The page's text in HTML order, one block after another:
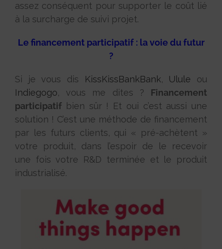
assez conséquent pour supporter le coût lié
à la surcharge de suivi projet.
Le financement participatif : la voie du futur
?
Si je vous dis KissKissBankBank, Ulule ou
Indiegogo, vous me dites ? Financement
participatif bien sûr ! Et oui c’est aussi une
solution ! C’est une méthode de financement
par les futurs clients, qui « pré-achètent »
votre produit, dans l’espoir de le recevoir
une fois votre R&D terminée et le produit
industrialisé.